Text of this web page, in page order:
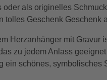
oder als originelles
tolles Geschenk Geschenk
Herzanhänger mit Gravur
zu jedem Anlass
ein schönes, symbolisches